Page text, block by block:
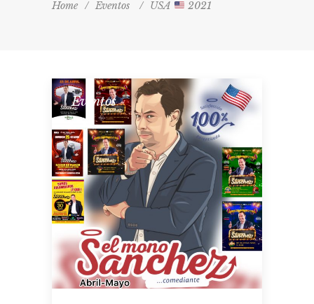
Home / Eventos / USA 2021
Eventos